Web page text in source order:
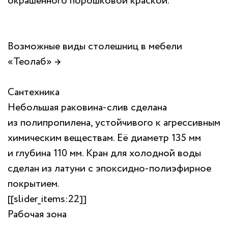
Возможные виды столешниц в мебели
«Теолаб» →
Сантехника
Небольшая раковина-слив сделана
из полипропилена, устойчивого к агрессивным
химическим веществам. Её диаметр 135 мм
и глубина 110 мм. Кран для холодной воды
сделан из латуни с эпоксидно-полиэфирное
покрытием.
[[slider_items:22]]
Рабочая зона